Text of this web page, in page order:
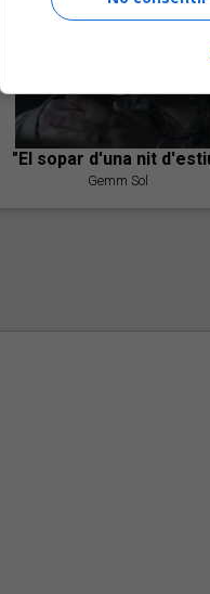
"El sopar d'una nit
Gemm Sol